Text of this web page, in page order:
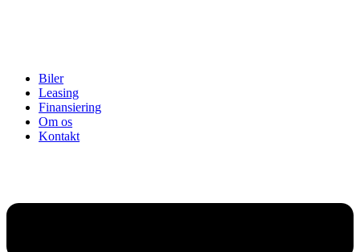
Biler
Leasing
Finansiering
Om os
Kontakt